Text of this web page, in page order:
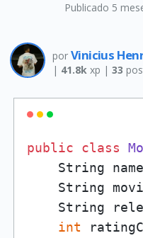
Publicado 5
por Vinicius
| 41.8kxp | 33
public class
String
String
String
int